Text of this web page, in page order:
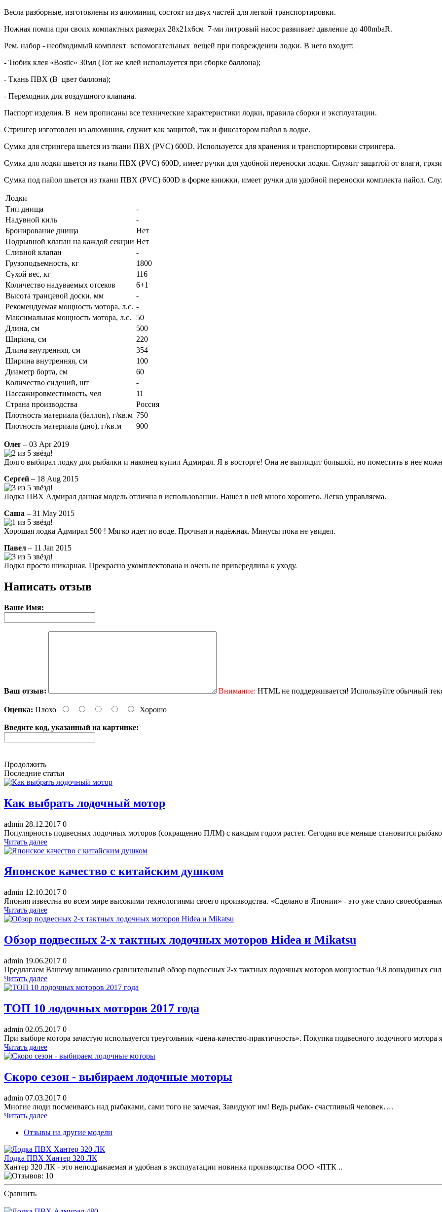
Весла разборные, изготовлены из алюминия, состоят из двух частей для легкой транспортировки.
Ножная помпа при своих компактных размерах 28х21х6см 7-ми литровый насос развивает давление до 400mbaR.
Рем. набор - необходимый комплект вспомогательных вещей при повреждении лодки. В него входит:
- Тюбик клея «Bostic» 30мл (Тот же клей используется при сборке баллона);
- Ткань ПВХ (В цвет баллона);
- Переходник для воздушного клапана.
Паспорт изделия. В нем прописаны все технические характеристики лодки, правила сборки и эксплуатации.
Стрингер изготовлен из алюминия, служит как защитой, так и фиксатором пайол в лодке.
Сумка для стрингера шьется из ткани ПВХ (PVC) 600D. Используется для хранения и транспортировки стрингера.
Сумка для лодки шьется из ткани ПВХ (PVC) 600D, имеет ручки для удобной переноски лодки. Служит защитой от влаги,
Сумка под пайол шьется из ткани ПВХ (PVC) 600D в форме книжки, имеет ручки для удобной переноски комплекта пайол.
Лодки
Тип днища
-
Надувной киль
-
Бронирование днища
Нет
Подрывной клапан на каждой секции Нет
Сливной клапан
-
Грузоподъемность, кг
1800
Сухой вес, кг
116
Количество надуваемых отсеков
6+1
Высота транцевой доски, мм
-
Рекомендуемая мощность мотора, л.с. -
Максимальная мощность мотора, л.с.
50
Длина, см
500
Ширина, см
220
Длина внутренняя, см
354
Ширина внутренняя, см
100
Диаметр борта, см
60
Количество сидений, шт
-
Пассажировместимость, чел
11
Страна производства
Россия
Плотность материала (баллон), г/кв.м 750
Плотность материала (дно), г/кв.м
900
Олег – 03 Apr 2019
Долго выбирал лодку для рыбалки и наконец купил Адмирал. Я в восторге! Она не выглядит большой, но поместить в нее
Сергей – 18 Aug 2015
Лодка ПВХ Адмирал данная модель отлична в использовании. Нашел в ней много хорошего. Легко управляема.
Саша – 31 May 2015
Хорошая лодка Адмирал 500 ! Мягко идет по воде. Прочная и надёжная. Минусы пока не увидел.
Павел – 11 Jan 2015
Лодка просто шикарная. Прекрасно укомплектована и очень не привередлива к уходу.
Написать отзыв
Ваше Имя:
Ваш отзыв: Внимание: HTML не поддерживается! Используйте обычный
Оценка: Плохо Хорошо
Введите код, указанный на картинке:
Продолжить
Последние статьи
Как выбрать лодочный мотор
admin 28.12.2017 0
Популярность подвесных лодочных моторов (сокращенно ПЛМ) с каждым годом растет. Сегодня все меньше становится
Читать далее
Японское качество с китайским душком
admin 12.10.2017 0
Япония известна во всем мире высокими технологиями своего производства. «Сделано в Японии» - это уже стало
Читать далее
Обзор подвесных 2-х тактных лодочных моторов Hidea и Mikatsu
admin 19.06.2017 0
Предлагаем Вашему вниманию сравнительный обзор подвесных 2-х тактных лодочных моторов мощностью 9.8 лошадиных сил
Читать далее
ТОП 10 лодочных моторов 2017 года
admin 02.05.2017 0
При выборе мотора зачастую используется треугольник «цена-качество-практичность». Покупка подвесного лодочного
Читать далее
Скоро сезон - выбираем лодочные моторы
admin 07.03.2017 0
Многие люди посмеиваясь над рыбаками, сами того не замечая, Завидуют им! Ведь рыбак- счастливый
Читать далее
Отзывы на другие модели
Лодка ПВХ Хантер 320 ЛК
Хантер 320 ЛК - это неподражаемая и удобная в эксплуатации новинка производства ООО «ПТК ..
Сравнить